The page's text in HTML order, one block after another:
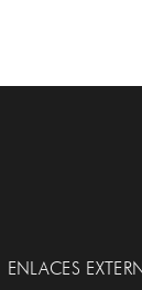
ENLACES